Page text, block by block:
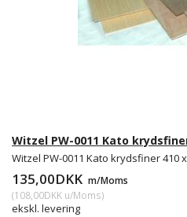
Witzel PW-0011 Kato
Witzel PW-0011 Kato krydsfiner 410
135,00DKK m/Moms
(108,00DKK u/Moms)
ekskl. levering